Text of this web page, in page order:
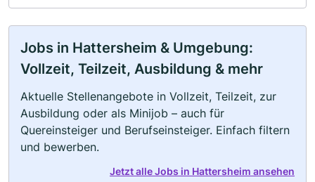
Jobs in Hattersheim & Umgebung:
Vollzeit, Teilzeit, Ausbildung & mehr
Aktuelle Stellenangebote in Vollzeit, Teilzeit, zur
Ausbildung oder als Minijob – auch für
Quereinsteiger und Berufseinsteiger. Einfach filtern
und bewerben.
Jetzt alle Jobs in Hattersheim ansehen